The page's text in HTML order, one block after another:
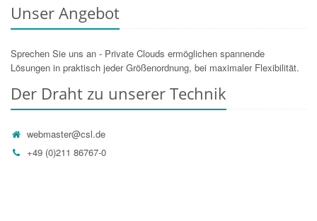
Unser Angebot
Sprechen Sie uns an - Private Clouds ermöglichen spannende
Lösungen in praktisch jeder Größenordnung, bei maximaler Flexibilität.
Der Draht zu unserer Technik
webmaster@csl.de
+49 (0)211 86767-0